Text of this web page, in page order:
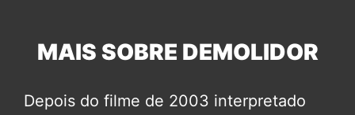
MAIS SOBRE DEMOLIDOR
Depois do filme de 2003 interpretado